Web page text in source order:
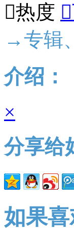
热度 
→专辑
介绍：
×
分享给
如果